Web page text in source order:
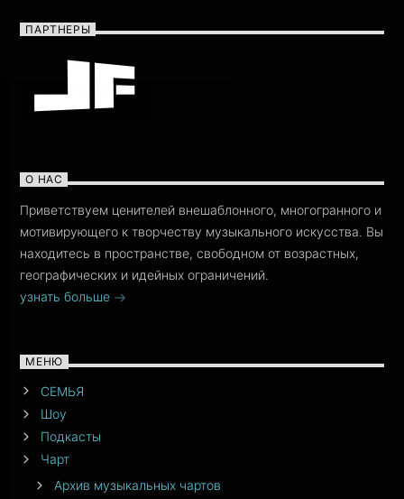
ПАРТНЕРЫ
О НАС
Приветствуем ценителей внешаблонного, многогранного и
мотивирующего к творчеству музыкального искусства. Вы
находитесь в пространстве, свободном от возрастных,
географических и идейных ограничений.
узнать больше
МЕНЮ
СЕМЬЯ
Шоу
Подкасты
Чарт
Архив музыкальных чартов